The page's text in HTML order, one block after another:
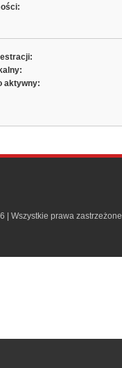
aktywny:
| Wszystkie prawa zastrzeżone